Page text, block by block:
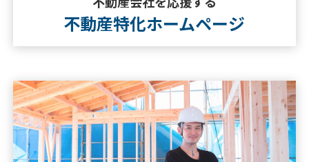
不動産特化ホームページ